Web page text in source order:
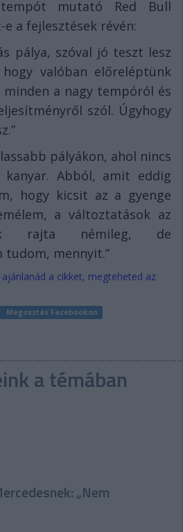
mutató Red Bull
a fejlesztések révén:
pálya, szóval jó teszt lesz
valóban előreléptünk
a nagy tempóról és
szól. Úgyhogy
pályákon, ahol nincs
Abból, amit eddig
hogy kicsit az a gyenge
a változtatások az
rajta némileg, de
tudom, mennyit.”
a cikket, megteheted az
Megosztás Facebookon
a témában
„Nem